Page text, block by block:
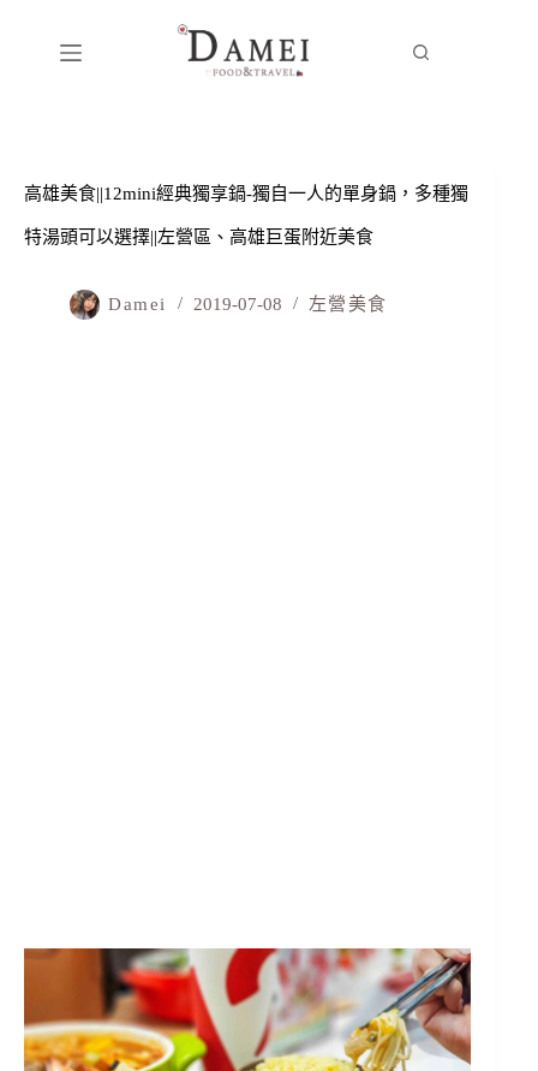
高雄美食||12mini經典獨享鍋-獨自一人的單身鍋，多種獨
特湯頭可以選擇||左營區、高雄巨蛋附近美食
Damei 2019-07-08 左營美食